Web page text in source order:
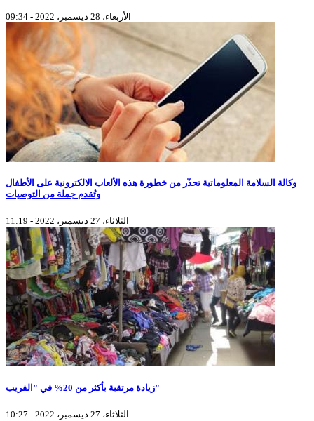
الأربعاء، 28 ديسمبر، 2022 - 09:34
وكالة السلامة المعلوماتية تحذّر من خطورة هذه الألعاب الالكترونية على الأطفال
وتُقدم جملة من التوصيات
الثلاثاء، 27 ديسمبر، 2022 - 11:19
زيادة مرتقبة بأكثر من 20% في "الفريب"
الثلاثاء، 27 ديسمبر، 2022 - 10:27